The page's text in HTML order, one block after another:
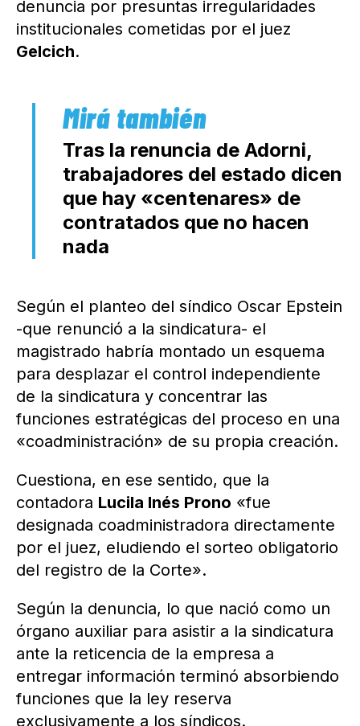
denuncia por presuntas irregularidades
institucionales cometidas por el juez
Gelcich.
Tras la renuncia de Adorni,
trabajadores del estado dicen
que hay «centenares» de
contratados que no hacen
nada
Según el planteo del síndico Oscar Epstein
-que renunció a la sindicatura- el
magistrado habría montado un esquema
para desplazar el control independiente
de la sindicatura y concentrar las
funciones estratégicas del proceso en una
«coadministración» de su propia creación.
Cuestiona, en ese sentido, que la
contadora Lucila Inés Prono «fue
designada coadministradora directamente
por el juez, eludiendo el sorteo obligatorio
del registro de la Corte».
Según la denuncia, lo que nació como un
órgano auxiliar para asistir a la sindicatura
ante la reticencia de la empresa a
entregar información terminó absorbiendo
funciones que la ley reserva
exclusivamente a los síndicos.